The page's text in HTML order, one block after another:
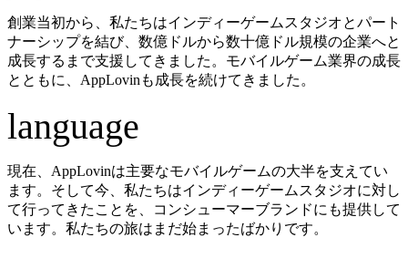
創業当初から、私たちはインディーゲームスタジオとパート
ナーシップを結び、数億ドルから数十億ドル規模の企業へと
成長するまで支援してきました。モバイルゲーム業界の成長
とともに、AppLovinも成長を続けてきました。
language
現在、AppLovinは主要なモバイルゲームの大半を支えてい
ます。そして今、私たちはインディーゲームスタジオに対し
て行ってきたことを、コンシューマーブランドにも提供して
います。私たちの旅はまだ始まったばかりです。